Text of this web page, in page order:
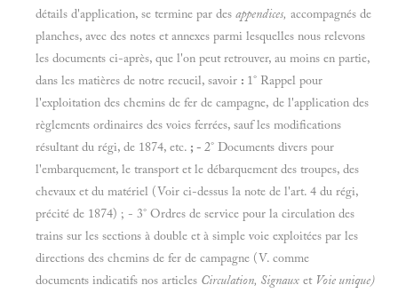
détails d'application, se termine par des appendices, accompagnés de
planches, avec des notes et annexes parmi lesquelles nous relevons
les documents ci-après, que l'on peut retrouver, au moins en partie,
dans les matières de notre recueil, savoir : 1° Rappel pour
l'exploitation des chemins de fer de campagne, de l'application des
règlements ordinaires des voies ferrées, sauf les modifications
résultant du régi, de 1874, etc. ; - 2° Documents divers pour
l'embarquement, le transport et le débarquement des troupes, des
chevaux et du matériel (Voir ci-dessus la note de l'art. 4 du régi,
précité de 1874) ; - 3° Ordres de service pour la circulation des
trains sur les sections à double et à simple voie exploitées par les
directions des chemins de fer de campagne (V. comme
documents indicatifs nos articles Circulation, Signaux et Voie unique)